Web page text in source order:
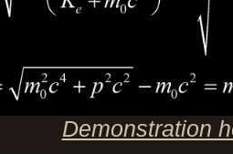
Demonstration